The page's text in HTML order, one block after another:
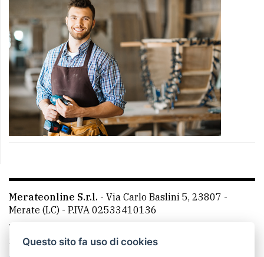
Merateonline S.r.l. - Via Carlo Baslini 5, 23807 -
Merate (LC) - P.IVA 02533410136
Telefono:
mail: redazione@merateonline.it
Questo sito fa uso di cookies